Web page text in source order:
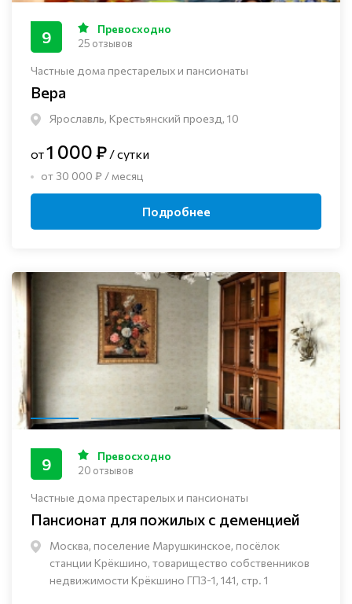
Частные дома престарелых и пансионаты
Вера
Ярославль, Крестьянский проезд, 10
9 Превосходно
25 отзывов
от1 000 ₽ / сутки
от 30 000 ₽ / месяц
Подробнее
Частные дома престарелых и пансионаты
Пансионат для пожилых с деменцией
Москва, поселение Марушкинское, посёлок
станции Крёкшино, товарищество собственников
недвижимости Крёкшино ГПЗ-1, 141, стр. 1
9 Превосходно
20 отзывов